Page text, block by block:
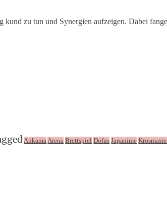
zu tun und Synergien aufzeigen. Dabei
Ankama Arena Brettspiel Dofus Japanime